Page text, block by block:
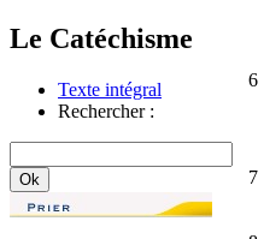
Le Catéchisme
Texte intégral
Rechercher :
6
7